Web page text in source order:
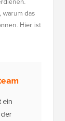
das
Hier ist
ein